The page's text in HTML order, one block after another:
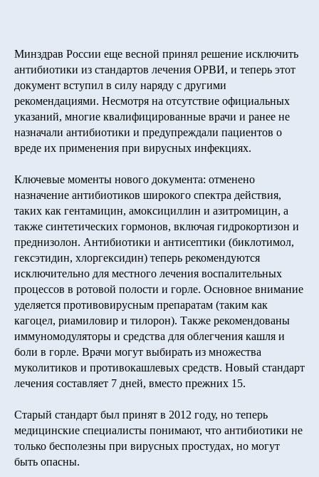
Минздрав России еще весной принял решение исключить
антибиотики из стандартов лечения ОРВИ, и теперь этот
документ вступил в силу наряду с другими
рекомендациями. Несмотря на отсутствие официальных
указаний, многие квалифицированные врачи и ранее не
назначали антибиотики и предупреждали пациентов о
вреде их применения при вирусных инфекциях.
Ключевые моменты нового документа: отменено
назначение антибиотиков широкого спектра действия,
таких как гентамицин, амоксициллин и азитромицин, а
также синтетических гормонов, включая гидрокортизон и
преднизолон. Антибиотики и антисептики (биклотимол,
гексэтидин, хлоргексидин) теперь рекомендуются
исключительно для местного лечения воспалительных
процессов в ротовой полости и горле. Основное внимание
уделяется противовирусным препаратам (таким как
кагоцел, риамиловир и тилорон). Также рекомендованы
иммуномодуляторы и средства для облегчения кашля и
боли в горле. Врачи могут выбирать из множества
муколитиков и противокашлевых средств. Новый стандарт
лечения составляет 7 дней, вместо прежних 15.
Старый стандарт был принят в 2012 году, но теперь
медицинские специалисты понимают, что антибиотики не
только бесполезны при вирусных простудах, но могут
быть опасны.